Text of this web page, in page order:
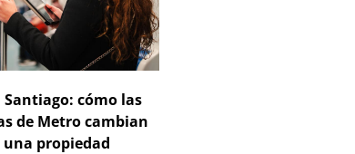
cómo las
de Metro cambian
propiedad